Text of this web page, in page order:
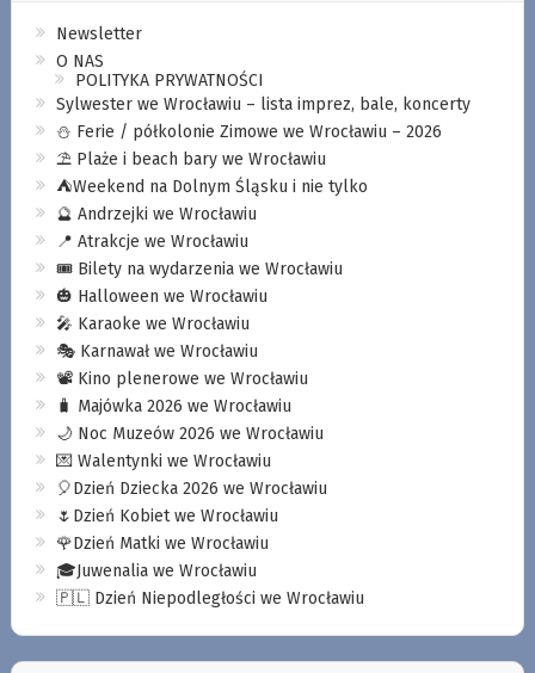
Newsletter
O NAS
POLITYKA PRYWATNOŚCI
Sylwester we Wrocławiu – lista imprez, bale, koncerty
⛄️ Ferie / półkolonie Zimowe we Wrocławiu – 2026
⛱️ Plaże i beach bary we Wrocławiu
⛺️Weekend na Dolnym Śląsku i nie tylko
🔮 Andrzejki we Wrocławiu
📍 Atrakcje we Wrocławiu
🎟️ Bilety na wydarzenia we Wrocławiu
🎃 Halloween we Wrocławiu
🎤 Karaoke we Wrocławiu
🎭 Karnawał we Wrocławiu
📽️ Kino plenerowe we Wrocławiu
🧳 Majówka 2026 we Wrocławiu
🌙 Noc Muzeów 2026 we Wrocławiu
💌 Walentynki we Wrocławiu
🎈Dzień Dziecka 2026 we Wrocławiu
🌷Dzień Kobiet we Wrocławiu
🌹Dzień Matki we Wrocławiu
🎓Juwenalia we Wrocławiu
🇵🇱 Dzień Niepodległości we Wrocławiu